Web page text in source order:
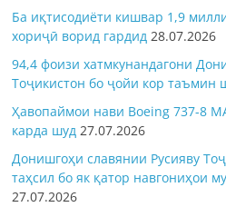
Ба иқтисодиёти кишвар 1,9
хориҷӣ ворид гардид 28.07.2026
94,4 фоизи хатмкунандагони
Тоҷикистон бо ҷойи кор таъмин
Ҳавопаймои нави Boeing 737-8
карда шуд 27.07.2026
Донишгоҳи славянии Русияву
таҳсил бо як қатор навгониҳои
27.07.2026